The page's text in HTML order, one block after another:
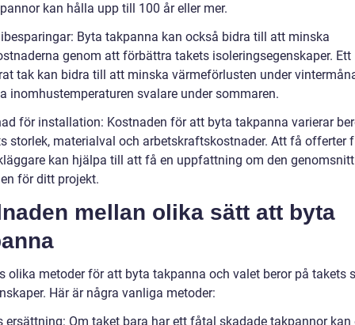
kan hålla upp till 100 år eller mer.
Byta takpanna kan också bidra till att minska
genom att förbättra takets isoleringsegenskaper. Ett
tak kan bidra till att minska värmeförlusten under
inomhustemperaturen svalare under sommaren.
för installation: Kostnaden för att byta takpanna varierar
storlek, materialval och arbetskraftskostnader. Att få offerter
kan hjälpa till att få en uppfattning om den
för ditt projekt.
mellan olika sätt att byta
olika metoder för att byta takpanna och valet beror på takets
Här är några vanliga metoder:
ersättning: Om taket bara har ett fåtal skadade takpannor kan